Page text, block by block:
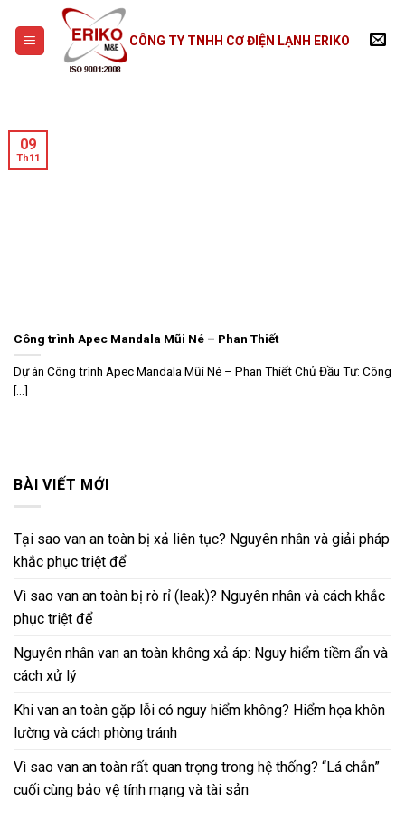
content
CÔNG TY TNHH CƠ ĐIỆN LẠNH ERIKO
Công trình Apec Mandala Mũi Né – Phan Thiết
Dự án Công trình Apec Mandala Mũi Né – Phan Thiết Chủ Đầu Tư: Công
[...]
09
Th11
BÀI VIẾT MỚI
Tại sao van an toàn bị xả liên tục? Nguyên nhân và giải pháp
khắc phục triệt để
Vì sao van an toàn bị rò rỉ (leak)? Nguyên nhân và cách khắc
phục triệt để
Nguyên nhân van an toàn không xả áp: Nguy hiểm tiềm ẩn và
cách xử lý
Khi van an toàn gặp lỗi có nguy hiểm không? Hiểm họa khôn
lường và cách phòng tránh
Vì sao van an toàn rất quan trọng trong hệ thống? “Lá chắn”
cuối cùng bảo vệ tính mạng và tài sản